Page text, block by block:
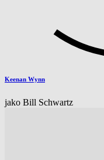
Keenan Wynn
jako Bill Schwartz